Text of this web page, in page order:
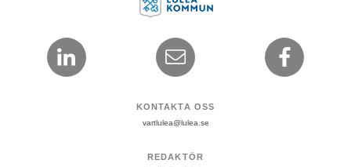
KONTAKTA OSS
vartlulea@lulea.se
REDAKTÖR